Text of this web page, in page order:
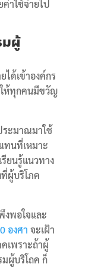
ค่าใช้จ่ายไป
มผู้
ได้เข้าองค์กร
ให้ทุกคนมีขวัญ
ระมาณมาใช้
ทนที่เหมาะ
ยนรู้แนวทาง
ที่ผู้บริโภค
งพอใจและ
องศา จะเฝ้า
เพราะถ้าผู้
ผู้บริโถค ก็